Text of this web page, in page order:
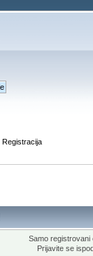
Registracija
Samo registrovani
Prijavite se